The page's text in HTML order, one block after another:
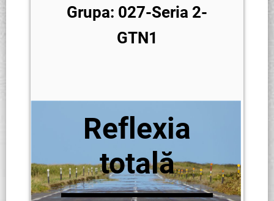
Grupa: 027-Seria 2-
GTN1
Reflexia
totală